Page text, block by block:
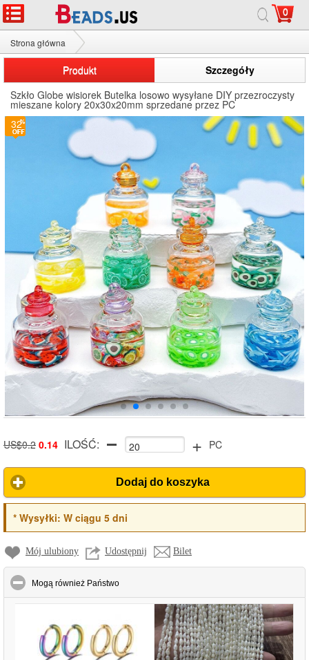
0
Strona główna
Szkło Globe wisiorek
Produkt
Szczegóły
Szkło Globe wisiorek Butelka losowo wysyłane DIY przezroczysty
mieszane kolory 20x30x20mm sprzedane przez PC
32
US$0.2 0.14 ILOŚĆ: + PC
Dodaj do koszyka
*Wysyłki: W ciągu 5 dni
Mój ulubiony Udostępnij Bilet
Mogą również Państwo